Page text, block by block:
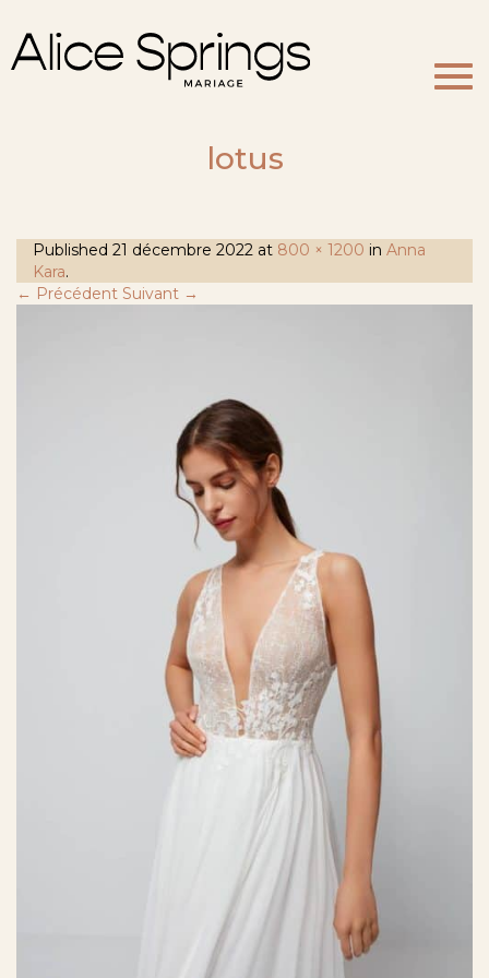
lotus
Published 21 décembre 2022 at 800 × 1200 in Anna
Kara.
← Précédent Suivant →